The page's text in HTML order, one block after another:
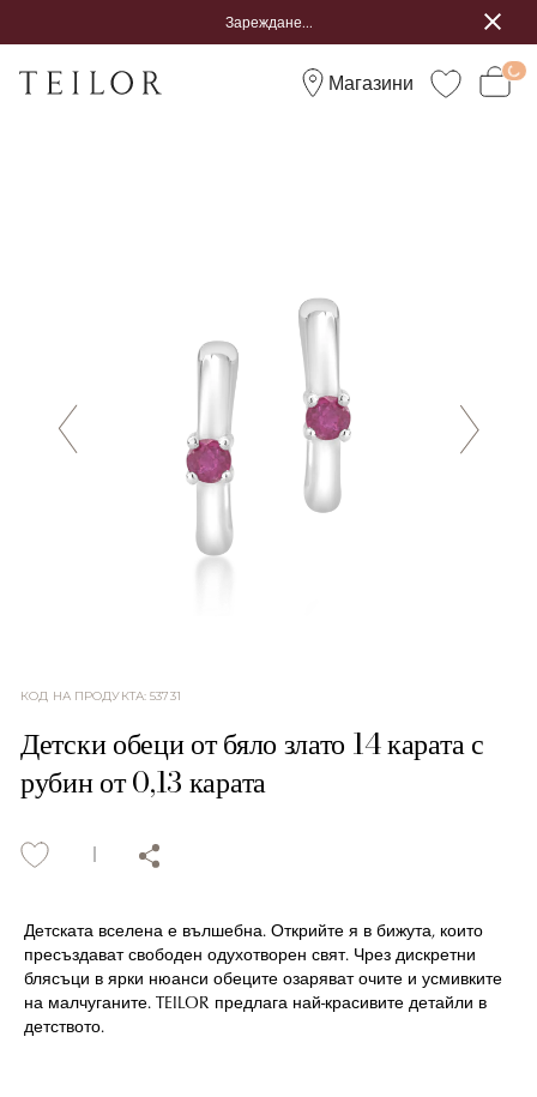
Зареждане...
Магазини
КОД НА ПРОДУКТА:53731
Детски обеци от бяло злато 14 карата с
рубин от 0,13 карата
Детската вселена е вълшебна. Открийте я в бижута, които
пресъздават свободен одухотворен свят. Чрез дискретни
блясъци в ярки нюанси обеците озаряват очите и усмивките
на малчуганите. TEILOR предлага най-красивите детайли в
детството.